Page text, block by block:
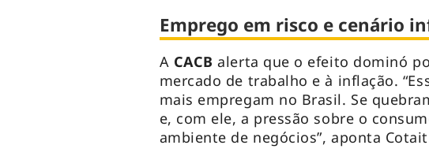
Emprego em risco e cenário
A CACBalerta que o efeito dominó
mercado de trabalho e à inflação.
mais empregam no Brasil. Se
e, com ele, a pressão sobre o
ambiente de negócios”, aponta